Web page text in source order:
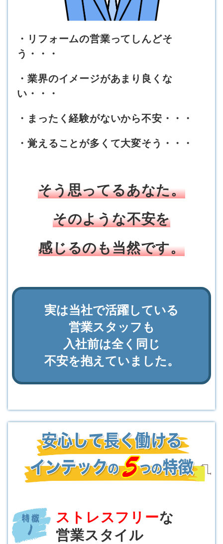
・リフォームの営業ってしんどそ
う・・・
・業界のイメージがあまり良くな
い・・・
・まったく経験がないから不安・・・
・覚えることが多くて大変そう・・・
そう思ってるあなた。
そのような不安を
感じるのも当然です。
実は当社で活躍している
営業スタッフも
入社前は全く同じ
不安を抱えていました。
ストレスフリーな
営業スタイル